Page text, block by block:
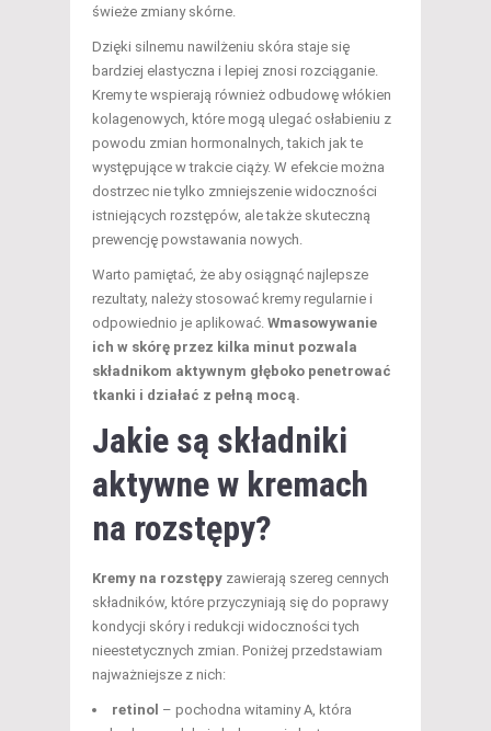
świeże zmiany skórne.
Dzięki silnemu nawilżeniu skóra staje się
bardziej elastyczna i lepiej znosi rozciąganie.
Kremy te wspierają również odbudowę włókien
kolagenowych, które mogą ulegać osłabieniu z
powodu zmian hormonalnych, takich jak te
występujące w trakcie ciąży. W efekcie można
dostrzec nie tylko zmniejszenie widoczności
istniejących rozstępów, ale także skuteczną
prewencję powstawania nowych.
Warto pamiętać, że aby osiągnąć najlepsze
rezultaty, należy stosować kremy regularnie i
odpowiednio je aplikować. Wmasowywanie
ich w skórę przez kilka minut pozwala
składnikom aktywnym głęboko penetrować
tkanki i działać z pełną mocą.
Jakie są składniki
aktywne w kremach
na rozstępy?
Kremy na rozstępy zawierają szereg cennych
składników, które przyczyniają się do poprawy
kondycji skóry i redukcji widoczności tych
nieestetycznych zmian. Poniżej przedstawiam
najważniejsze z nich:
retinol – pochodna witaminy A, która